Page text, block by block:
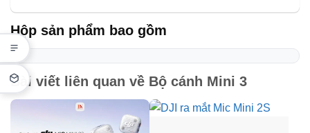
Hộp sản phẩm bao gồm
Bài viết liên quan về Bộ cánh Mini 3